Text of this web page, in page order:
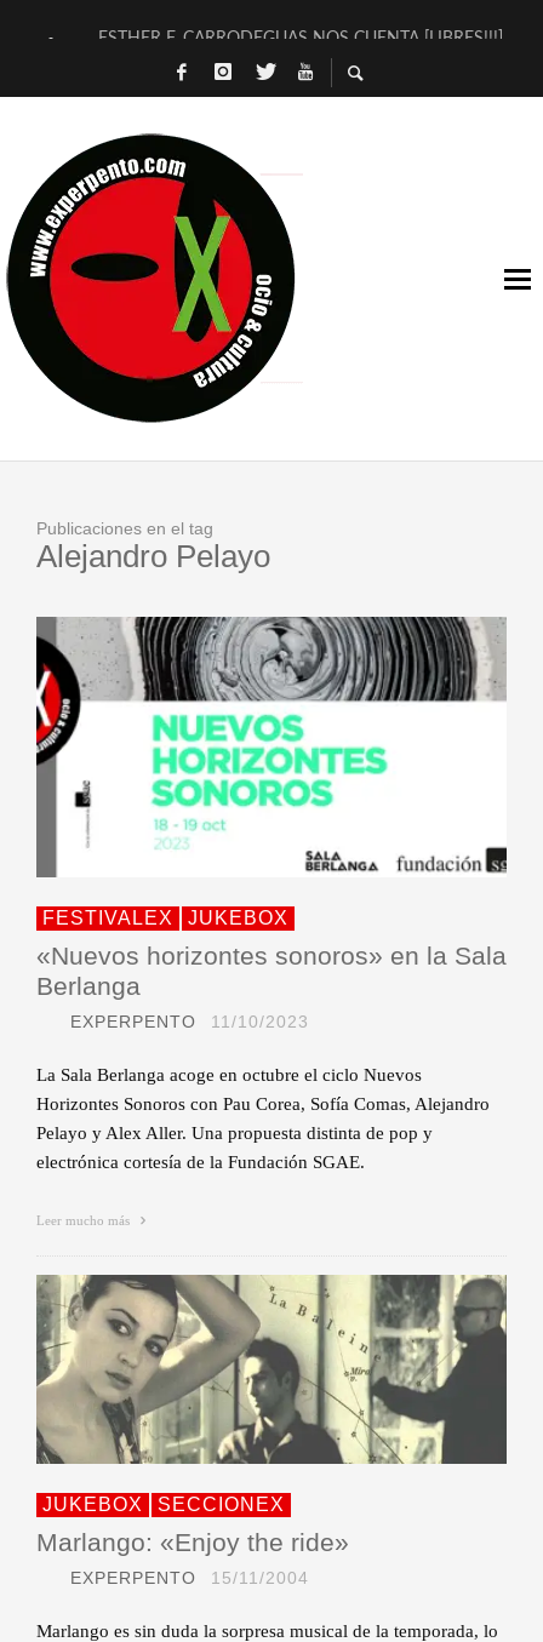
ESTHER F. CARRODEGUAS NOS CUENTA [LIBRES!!!]
[TERRA DE GUAPES] DE SANDRA MONFORT
TIMBRE 4, LA ESCUELA DEL DIRECTOR TEATRAL CLAUDIO
30 AÑOS (NO ES NADA) DE LA KATARSIS DEL TOMATAZO
MILITARES JUDÍAS EN #EXVITA
D’BALDOMEROS REINVENTAN [BITÁCORA 3.0] EN EXVITA
MARSHALL FLASH PRESENTA EN EXVITA [RELATIVA
JOFRE BARDAGÍ EN EXVITA INTERPRETANDO A SERRAT
Publicaciones en el tag
Alejandro Pelayo
FESTIVALEX JUKEBOX
«Nuevos horizontes sonoros» en la Sala
Berlanga
EXPERPENTO 11/10/2023
La Sala Berlanga acoge en octubre el ciclo Nuevos
Horizontes Sonoros con Pau Corea, Sofía Comas, Alejandro
Pelayo y Alex Aller. Una propuesta distinta de pop y
electrónica cortesía de la Fundación SGAE.
Leer mucho más
JUKEBOX SECCIONEX
Marlango: «Enjoy the ride»
EXPERPENTO 15/11/2004
Marlango es sin duda la sorpresa musical de la temporada, lo